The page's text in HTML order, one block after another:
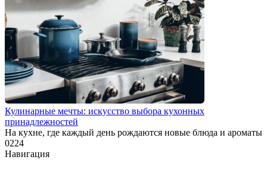
Кулинарные мечты: искусство выбора кухонных
принадлежностей
На кухне, где каждый день рождаются новые блюда и ароматы
0224
Навигация